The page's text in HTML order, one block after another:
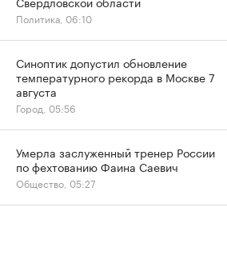
Политика, 06:10
Синоптик допустил обновление
температурного рекорда в Москве 7
августа
Город, 05:56
Умерла заслуженный тренер России
по фехтованию Фаина Саевич
Общество, 05:27